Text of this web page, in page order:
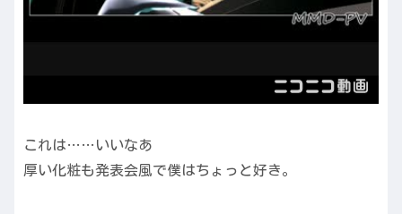
これは……いいなあ
厚い化粧も発表会風で僕はちょっと好き。